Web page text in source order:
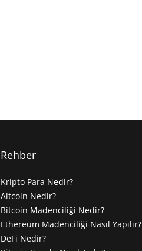
Rehber
Kripto Para Nedir?
Altcoin Nedir?
Bitcoin Madenciliği Nedir?
Ethereum Madenciliği Nasıl Yapılır?
DeFi Nedir?